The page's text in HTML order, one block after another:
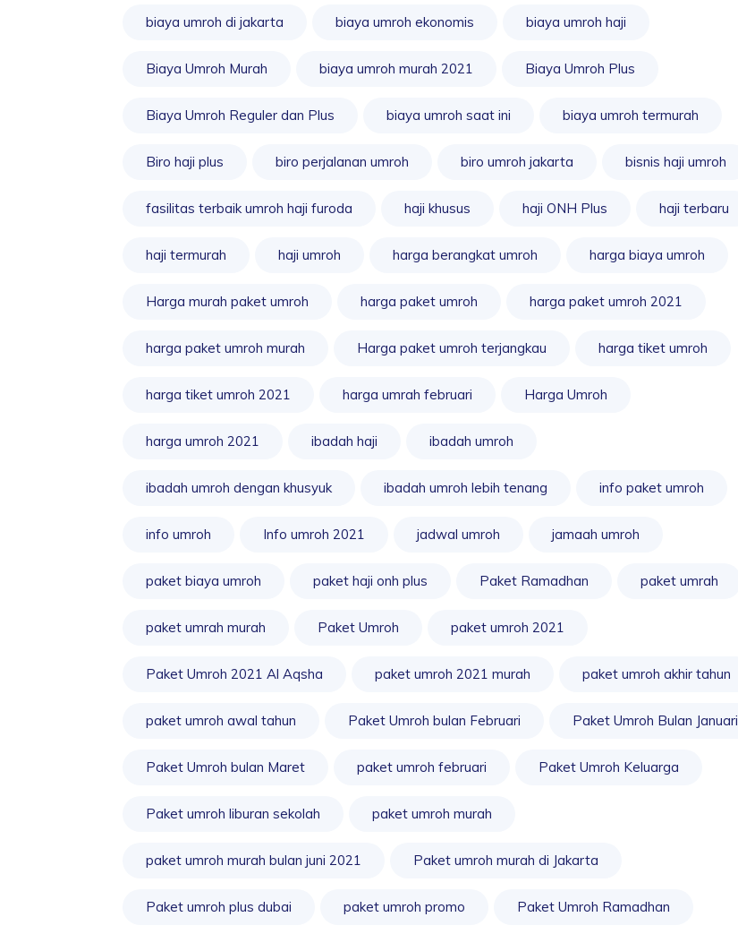
biaya umroh di jakarta biaya umroh ekonomis biaya umroh haji
Biaya Umroh Murah biaya umroh murah 2021 Biaya Umroh Plus
Biaya Umroh Reguler dan Plus biaya umroh saat ini biaya umroh termurah
Biro haji plus biro perjalanan umroh biro umroh jakarta bisnis haji umroh
fasilitas terbaik umroh haji furoda haji khusus haji ONH Plus haji terbaru
haji termurah haji umroh harga berangkat umroh harga biaya umroh
Harga murah paket umroh harga paket umroh harga paket umroh 2021
harga paket umroh murah Harga paket umroh terjangkau harga tiket umroh
harga tiket umroh 2021 harga umrah februari Harga Umroh
harga umroh 2021 ibadah haji ibadah umroh
ibadah umroh dengan khusyuk ibadah umroh lebih tenang info paket umroh
info umroh Info umroh 2021 jadwal umroh jamaah umroh
paket biaya umroh paket haji onh plus Paket Ramadhan paket umrah
paket umrah murah Paket Umroh paket umroh 2021
Paket Umroh 2021 Al Aqsha paket umroh 2021 murah paket umroh akhir tahun
paket umroh awal tahun Paket Umroh bulan Februari Paket Umroh Bulan Januari
Paket Umroh bulan Maret paket umroh februari Paket Umroh Keluarga
Paket umroh liburan sekolah paket umroh murah
paket umroh murah bulan juni 2021 Paket umroh murah di Jakarta
Paket umroh plus dubai paket umroh promo Paket Umroh Ramadhan